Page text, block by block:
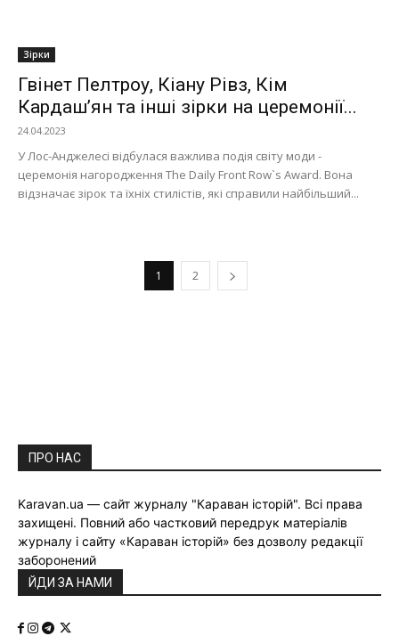
Зірки
Гвінет Пелтроу, Кіану Рівз, Кім
Кардаш’ян та інші зірки на церемонії...
24.04.2023
У Лос-Анджелесі відбулася важлива подія світу моди -
церемонія нагородження The Daily Front Row`s Award. Вона
відзначає зірок та їхніх стилістів, які справили найбільший...
1 2
ПРО НАС
Karavan.ua — сайт журналу "Караван історій". Всі права
захищені. Повний або частковий передрук матеріалів
журналу і сайту «Караван історій» без дозволу редакції
заборонений
ЙДИ ЗА НАМИ